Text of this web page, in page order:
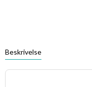
Beskrivelse